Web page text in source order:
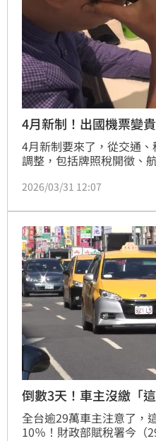
4月新制！出國機票變
4月新制要來了，從交通
調整，包括牌照稅開徵、
制上路，提醒民眾趕快做
2026/03/31 12:07
倒數3天！車主沒繳「
全台逾29萬車主注意了，
10％！財政部賦稅署今（